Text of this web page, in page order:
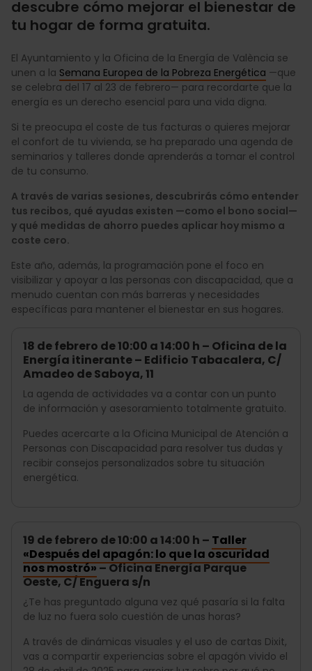
descubre cómo mejorar el bienestar de
tu hogar de forma gratuita.
El Ayuntamiento y la Oficina de la Energía de València se
unen a la Semana Europea de la Pobreza Energética —que
se celebra del 17 al 23 de febrero— para recordarte que la
energía es un derecho esencial para una vida digna.
Si te preocupa el coste de tus facturas o quieres mejorar
el confort de tu vivienda, se ha preparado una agenda de
seminarios y talleres donde aprenderás a tomar el control
de tu consumo.
A través de varias sesiones, descubrirás cómo entender
tus recibos, qué ayudas existen —como el bono social—
y qué medidas de ahorro puedes aplicar hoy mismo a
coste cero.
Este año, además, la programación pone el foco en
visibilizar y apoyar a las personas con discapacidad, que a
menudo cuentan con más barreras y necesidades
específicas para mantener el bienestar en sus hogares.
18 de febrero de 10:00 a 14:00 h – Oficina de la
Energía itinerante – Edificio Tabacalera, C/
Amadeo de Saboya, 11
La agenda de actividades va a contar con un punto
de información y asesoramiento totalmente gratuito.
Puedes acercarte a la Oficina Municipal de Atención a
Personas con Discapacidad para resolver tus dudas y
recibir consejos personalizados sobre tu situación
energética.
19 de febrero de 10:00 a 14:00 h – Taller
«Después del apagón: lo que la oscuridad
nos mostró»– Oficina Energía Parque
Oeste, C/ Enguera s/n
¿Te has preguntado alguna vez qué pasaría si la falta
de luz no fuera solo cuestión de unas horas?
A través de dinámicas visuales y el uso de cartas Dixit,
vas a compartir experiencias sobre el apagón vivido el